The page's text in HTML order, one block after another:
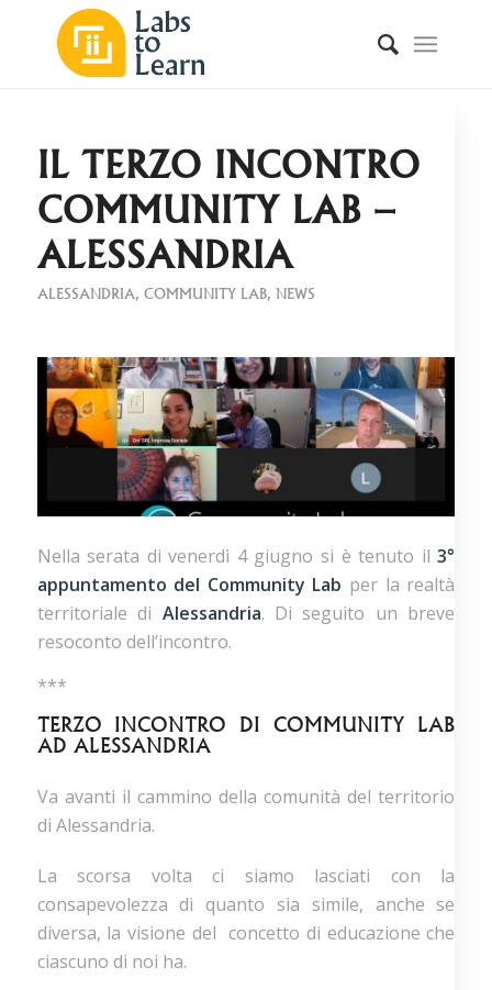
IL TERZO INCONTRO
COMMUNITY LAB –
ALESSANDRIA
ALESSANDRIA, COMMUNITY LAB, NEWS
Nella serata di venerdì 4 giugno si è tenuto il3°
appuntamento del Community Lab per la realtà
territoriale di Alessandria. Di seguito un breve
resoconto dell’incontro.
***
TERZO INCONTRO DI COMMUNITY LAB
AD ALESSANDRIA
Va avanti il cammino della comunità del territorio
di Alessandria.
La scorsa volta ci siamo lasciati con la
consapevolezza di quanto sia simile, anche se
diversa, la visione del concetto di educazione che
ciascuno di noi ha.